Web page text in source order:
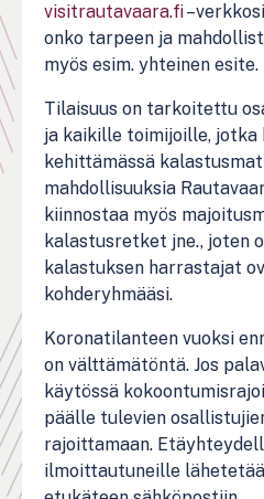
visitrautavaara.fi
onko tarpeen ja
myös esim. yhteinen esite.
Tilaisuus on tarkoitettu
ja kaikille toimijoille, jotka
kehittämässä
mahdollisuuksia
kiinnostaa myös
kalastusretket jne., joten
kalastuksen harrastajat
kohderyhmääsi.
Koronatilanteen vuoksi
on välttämätöntä. Jos
käytössä
päälle tulevien
rajoittamaan.
ilmoittautuneille